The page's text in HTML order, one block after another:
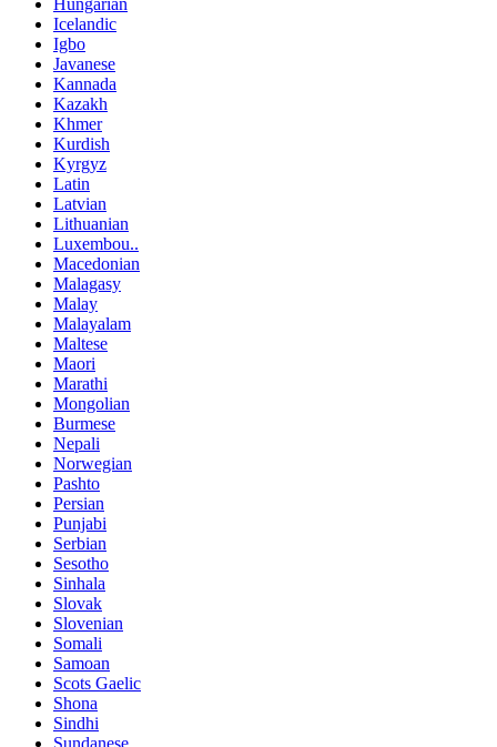
Icelandic
Igbo
Javanese
Kannada
Kazakh
Khmer
Kurdish
Kyrgyz
Latin
Latvian
Lithuanian
Luxembou..
Macedonian
Malagasy
Malay
Malayalam
Maltese
Maori
Marathi
Mongolian
Burmese
Nepali
Norwegian
Pashto
Persian
Punjabi
Serbian
Sesotho
Sinhala
Slovak
Slovenian
Somali
Samoan
Scots Gaelic
Shona
Sindhi
Sundanese